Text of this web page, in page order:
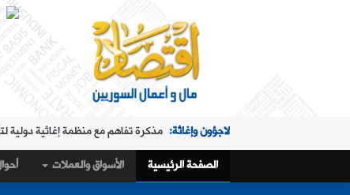
لاجؤون وإغاثة: مذكرة تفاهم مع منظمة إغاثية دولية
الملفات الساخنة: "البريد" تقدم خدمة استبدال العملة
حال البلد: مرسوم تكليف رمضان بإدارة هيئة الاستثمار
أسواق و عملات: كيف أغلق سعر صرف الليرة مقابل
الصفحة الرئيسية الأسواق والعملات